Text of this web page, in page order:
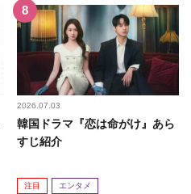
2026.07.03
韓国ドラマ『恋は命がけ』あら
すじ紹介
注目 エンタメ